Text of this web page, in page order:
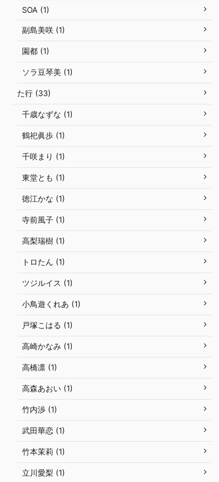
SOA (1)
副島美咲 (1)
園都 (1)
ソラ豆琴美 (1)
た行 (33)
千歳なずな (1)
鶴祀眞歩 (1)
千咲まり (1)
東堂とも (1)
徳江かな (1)
寺前風子 (1)
高梨瑞樹 (1)
トロたん (1)
ツジルイス (1)
小鳥遊くれあ (1)
戸塚こはる (1)
高崎かなみ (1)
高橋凛 (1)
高森あおい (1)
竹内渉 (1)
武田華恋 (1)
竹本茉莉 (1)
立川愛梨 (1)